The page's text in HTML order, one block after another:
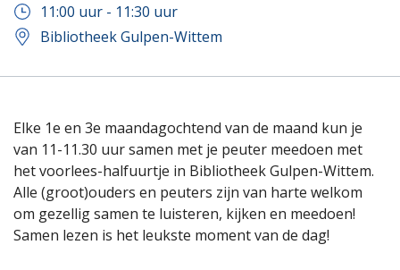
11:00 uur - 11:30 uur
Bibliotheek Gulpen-Wittem
Elke 1e en 3e maandagochtend van de maand kun je
van 11-11.30 uur samen met je peuter meedoen met
het voorlees-halfuurtje in Bibliotheek Gulpen-Wittem.
Alle (groot)ouders en peuters zijn van harte welkom
om gezellig samen te luisteren, kijken en meedoen!
Samen lezen is het leukste moment van de dag!